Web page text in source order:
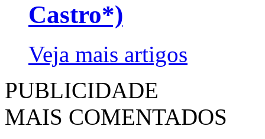
Castro*)
Veja mais artigos
PUBLICIDADE
MAIS COMENTADOS